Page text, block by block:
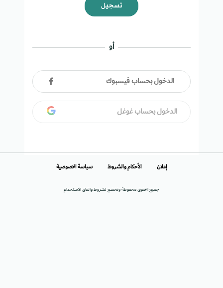
تسجيل
أو
الدخول بحساب فيسبوك
الدخول بحساب غوغل
جميع الحقوق محفوظة وتخضع لشروط واتفاق الاستخدام
إعلان الأحكام والشروط سياسة الخصوصية